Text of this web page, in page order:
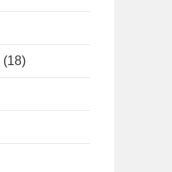
(18)